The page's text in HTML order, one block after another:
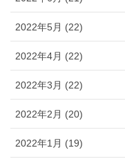
2022年5月 (22)
2022年4月 (22)
2022年3月 (22)
2022年2月 (20)
2022年1月 (19)